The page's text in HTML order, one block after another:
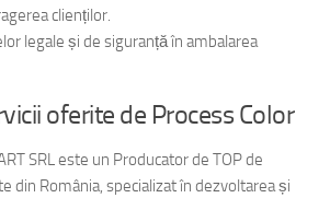
clienților.
legale și de siguranță în ambalarea
oferite de Process Color
SRL este un Producator de TOP de
din România, specializat în dezvoltarea și